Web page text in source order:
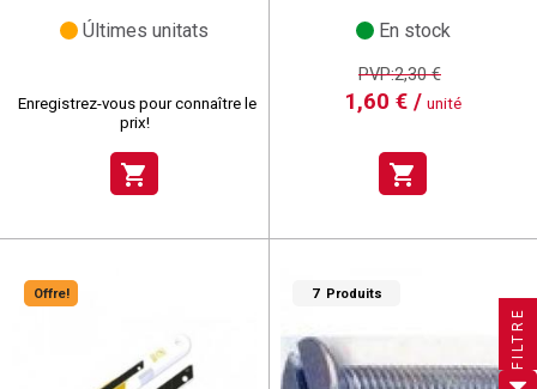
Ajouter à ma liste d'envies×
Créer une liste d'envies
Nom de la liste d'envies
((placeholder))
Connexion
Vous devez être connecté pour ajouter des produits à
((label))
((label))
Últimes unitats
Enregistrez-vous pour connaître le
prix!
shopping_cart
En stock
PVP:2,30 €
1,60 € / unité
shopping_cart
Offre! 7 Produits
FILTRE